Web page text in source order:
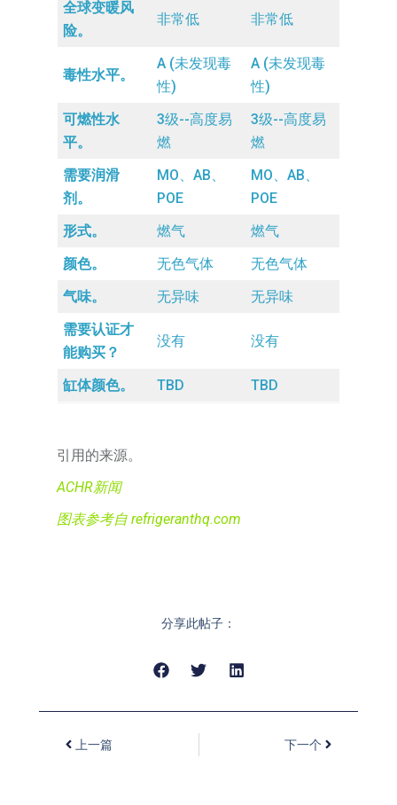
全球变暖风
险。
非常低 非常低
毒性水平。
A (未发现毒
性)
A (未发现毒
性)
可燃性水
平。
3级--高度易
燃
3级--高度易
燃
需要润滑
剂。
MO、AB、
POE
MO、AB、
POE
形式。
燃气
燃气
颜色。
无色气体
无色气体
气味。
无异味
无异味
需要认证才
能购买？
没有 没有
缸体颜色。 TBD TBD
引用的来源。
ACHR新闻
图表参考自 refrigeranthq.com
分享此帖子：
上一篇 下一个